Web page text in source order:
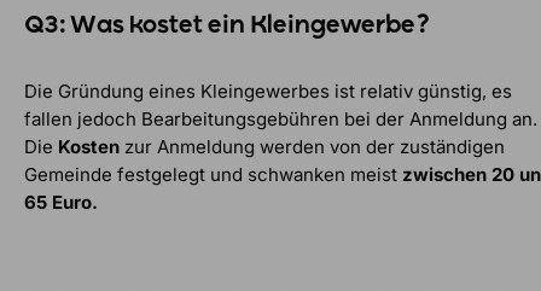
Q3: Was kostet ein Kleingewerbe?
Die Gründung eines Kleingewerbes ist relativ günstig, es
fallen jedoch Bearbeitungsgebühren bei der Anmeldung an.
Die Kosten zur Anmeldung werden von der zuständigen
Gemeinde festgelegt und schwanken meist zwischen 20
65 Euro.